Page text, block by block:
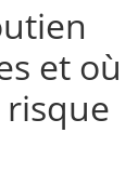
et où